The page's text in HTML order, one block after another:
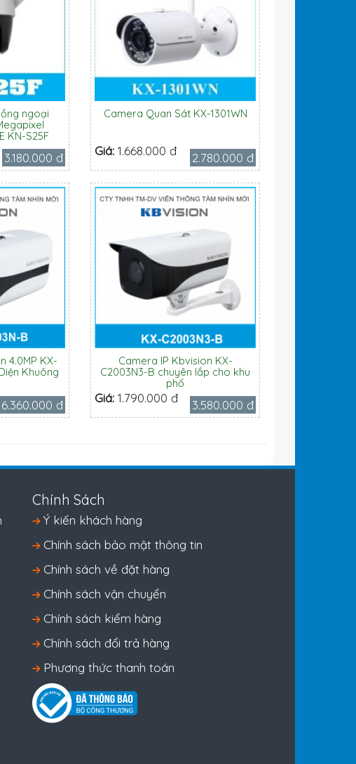
ngoại
KN-S25F
3.180.000 đ
Camera Quan Sát KX-1301WN
Giá:1.668.000 đ 2.780.000 đ
4.0MP KX-
Khuông
6.360.000 đ
Camera IP Kbvision KX-
C2003N3-B chuyên lắp cho khu
phố
Giá:1.790.000 đ 3.580.000 đ
Chính Sách
Ý kiến khách hàng
Chính sách bảo mật thông tin
Chính sách về đặt hàng
Chính sách vận chuyển
Chính sách kiểm hàng
Chính sách đổi trả hàng
Phương thức thanh toán